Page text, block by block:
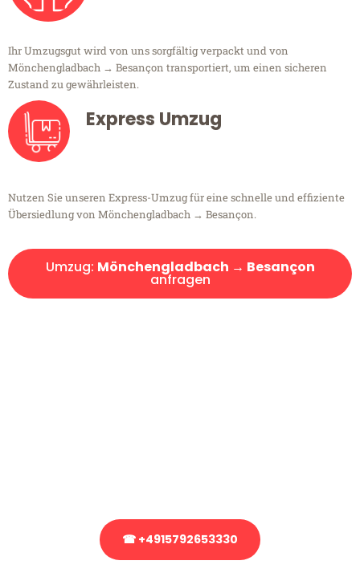
Ihr Umzugsgut wird von uns sorgfältig verpackt und von
Mönchengladbach → Besançon transportiert, um einen sicheren
Zustand zu gewährleisten.
Express Umzug
Nutzen Sie unseren Express-Umzug für eine schnelle und effiziente
Übersiedlung von Mönchengladbach → Besançon.
Umzug: Mönchengladbach → Besançon
anfragen
☎ +4915792653330